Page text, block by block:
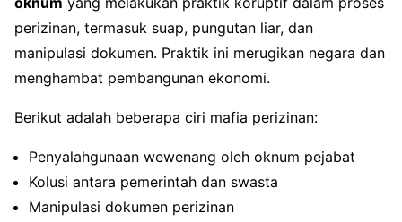
perizinan, termasuk suap, pungutan liar, dan
manipulasi dokumen. Praktik ini merugikan negara dan
menghambat pembangunan ekonomi.
Berikut adalah beberapa ciri mafia perizinan:
Penyalahgunaan wewenang oleh oknum pejabat
Kolusi antara pemerintah dan swasta
Manipulasi dokumen perizinan